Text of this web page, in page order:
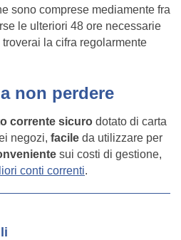
sono comprese mediamente fra
le ulteriori 48 ore necessarie
la cifra regolarmente
non perdere
corrente sicuro dotato di carta
negozi, facile da utilizzare per
sui costi di gestione,
conti correnti.